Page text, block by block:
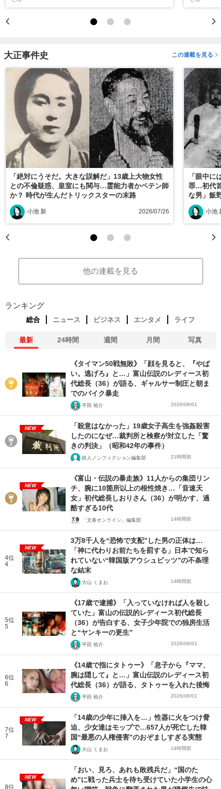
大正事件史 この連載を見る
「絶対にうそだ。大きな誤解だ」13歳上大物女性
との不倫疑惑、皇室にも関与…霊能力者かペテン師
か？ 時代が生んだトリックスターの末路
小池 新 2026/07/26
「眼中に
罪…初代
な男」飯
小池
他の連載を見る
ランキング
総合 ニュース ビジネス エンタメ ライフ
最新 24時間 週間 月間 写真
《タイマン50戦無敗》「顔を見ると、『やば
い。逃げろ』と…」富山伝説のレディース初
代総長（36）が語る、ギャルサー制圧と朝ま
でのバイク暴走
平田 裕介 2026/08/01
NEW
「殺意はなかった」19歳女子高生を強姦殺害
したのになぜ…裁判所と検察が対立した「驚
きの判決」（昭和42年の事件）
鉄人ノンフィクション編集部 21時間前
NEW
《富山・伝説の暴走族》11人からの集団リン
チ、腕に10箇所以上の根性焼き…「音速天
女」初代総長しおりさん（36）が明かす、過
酷すぎる10代
「文春オンライン」編集部 14時間前
4位
4
NEW
3万8千人を“恐怖で支配”した男の正体は…
「神に代わりお前たちを罰する」日本で知ら
れていない“韓国版アウシュビッツ”の不条理
な結末
大山 くまお 14時間前
5位
5
《17歳で逮捕》「入っていなければ人を殺し
ていた」富山の伝説的レディース初代総長
（36）が告白する、女子少年院での独房生活
と“ヤンキーの更生”
平田 裕介 2026/08/01
6位
6
《14歳で指にタトゥー》「息子から『ママ、
腕は隠して』と…」富山伝説のレディース初
代総長（36）が語る、タトゥーを入れた後悔
平田 裕介 2026/08/01
7位
7
NEW
「14歳の少年に挿入を…」性器に火をつけ脅
迫、少女達はモップで…657人が死亡した韓
国“最悪の人権侵害”のおぞましすぎる実態
大山 くまお 14時間前
8位
NEW
「おい、見ろ、あれも敗残兵だ」“国のた
め”に戦った兵士を待ち受けていた小学生の心